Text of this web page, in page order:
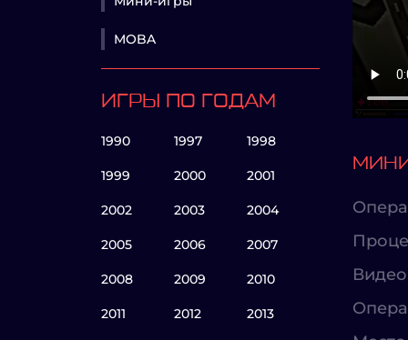
MOBA
ИГРЫ ПО ГОДАМ
1990 1997 1998
1999 2000 2001
2002 2003 2004
2005 2006 2007
2008 2009 2010
2011 2012 2013